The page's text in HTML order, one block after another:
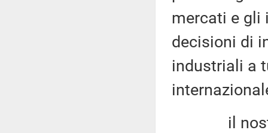
mercati e gli
decisioni di
industriali a
il nostro